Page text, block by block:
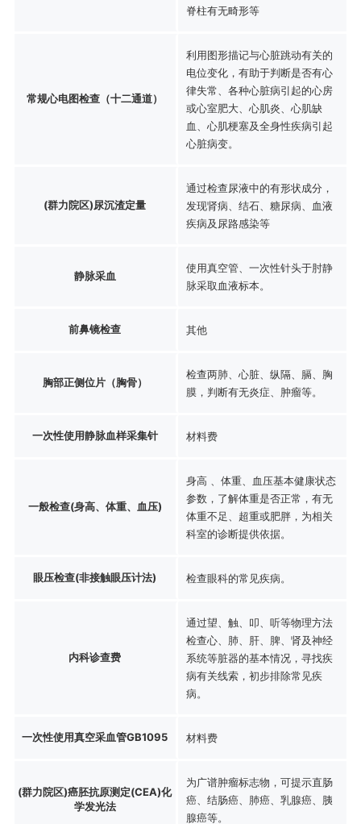
脊柱有无畸形等
常规心电图检查（十二通道）
利用图形描记与心脏跳动有关的
电位变化，有助于判断是否有心
律失常、各种心脏病引起的心房
或心室肥大、心肌炎、心肌缺
血、心肌梗塞及全身性疾病引起
心脏病变。
(群力院区)尿沉渣定量
通过检查尿液中的有形状成分，
发现肾病、结石、糖尿病、血液
疾病及尿路感染等
静脉采血
使用真空管、一次性针头于肘静
脉采取血液标本。
前鼻镜检查 其他
胸部正侧位片（胸骨）
检查两肺、心脏、纵隔、膈、胸
膜，判断有无炎症、肿瘤等。
一次性使用静脉血样采集针 材料费
一般检查(身高、体重、血压)
身高 、体重、血压基本健康状态
参数，了解体重是否正常，有无
体重不足、超重或肥胖，为相关
科室的诊断提供依据。
眼压检查(非接触眼压计法) 检查眼科的常见疾病。
内科诊查费
通过望、触、叩、听等物理方法
检查心、肺、肝、脾、肾及神经
系统等脏器的基本情况，寻找疾
病有关线索，初步排除常见疾
病。
一次性使用真空采血管GB1095 材料费
(群力院区)癌胚抗原测定(CEA)化
学发光法
为广谱肿瘤标志物，可提示直肠
癌、结肠癌、肺癌、乳腺癌、胰
腺癌等。